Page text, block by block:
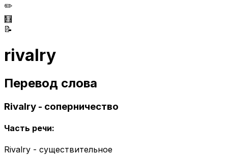
✏️
🧮
📝
rivalry
Перевод слова
Rivalry - соперничество
Часть речи:
Rivalry - существительное